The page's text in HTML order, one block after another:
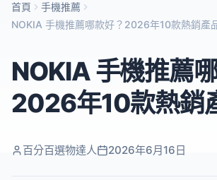
首頁
手機推薦
NOKIA 手機推薦哪款好？2026年10款熱銷產
NOKIA 手機推薦
2026年10款熱銷
百分百選物達人 2026年6月16日